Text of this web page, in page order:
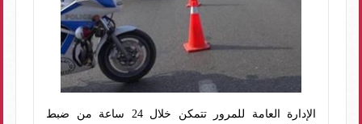
الإدارة العامة للمرور تتمكن خلال 24 ساعة من ضبط